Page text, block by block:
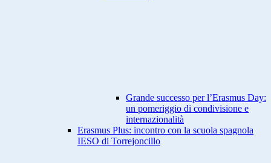
Grande successo per l’Erasmus Day:
un pomeriggio di condivisione e
internazionalità
Erasmus Plus: incontro con la scuola spagnola
IESO di Torrejoncillo